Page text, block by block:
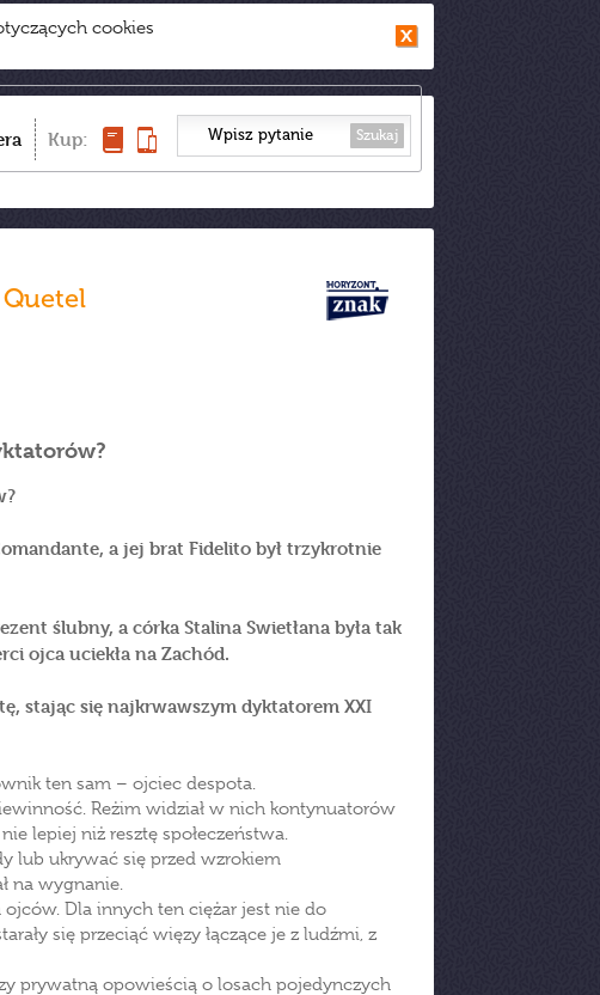
cookies
Kup: Szukaj
a jej brat Fidelito był trzykrotnie
ślubny, a córka Stalina Swietłana była tak
ojca uciekła na Zachód.
stając się najkrwawszym dyktatorem XXI
ten sam – ojciec despota.
Reżim widział w nich kontynuatorów
lepiej niż resztę społeczeństwa.
lub ukrywać się przed wzrokiem
na wygnanie.
Dla innych ten ciężar jest nie do
się przeciąć więzy łączące je z ludźmi, z
prywatną opowieścią o losach pojedynczych